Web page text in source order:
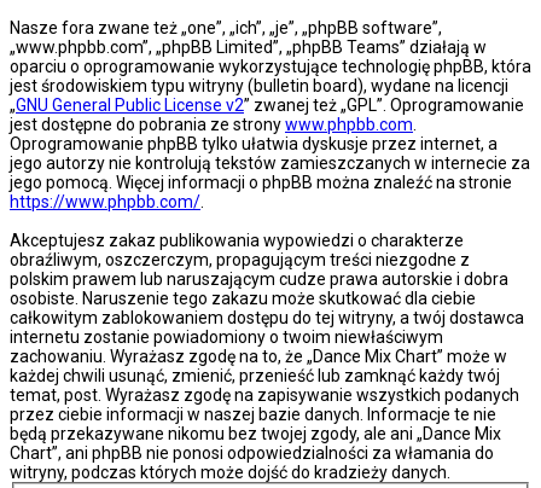
Nasze fora zwane też „one”, „ich”, „je”, „phpBB software”,
„www.phpbb.com”, „phpBB Limited”, „phpBB Teams” działają w
oparciu o oprogramowanie wykorzystujące technologię phpBB, która
jest środowiskiem typu witryny (bulletin board), wydane na licencji
„GNU General Public License v2” zwanej też „GPL”. Oprogramowanie
jest dostępne do pobrania ze stronywww.phpbb.com
Oprogramowanie phpBB tylko ułatwia dyskusje przez internet, a
jego autorzy nie kontrolują tekstów zamieszczanych w internecie za
jego pomocą. Więcej informacji o phpBB można znaleźć na stronie
https://www.phpbb.com/
Akceptujesz zakaz publikowania wypowiedzi o charakterze
obraźliwym, oszczerczym, propagującym treści niezgodne z
polskim prawem lub naruszającym cudze prawa autorskie i dobra
osobiste. Naruszenie tego zakazu może skutkować dla ciebie
całkowitym zablokowaniem dostępu do tej witryny, a twój dostawca
internetu zostanie powiadomiony o twoim niewłaściwym
zachowaniu. Wyrażasz zgodę na to, że „Dance Mix Chart” może w
każdej chwili usunąć, zmienić, przenieść lub zamknąć każdy twój
temat, post. Wyrażasz zgodę na zapisywanie wszystkich podanych
przez ciebie informacji w naszej bazie danych. Informacje te nie
będą przekazywane nikomu bez twojej zgody, ale ani „Dance Mix
Chart”, ani phpBB nie ponosi odpowiedzialności za włamania do
witryny, podczas których może dojść do kradzieży danych.